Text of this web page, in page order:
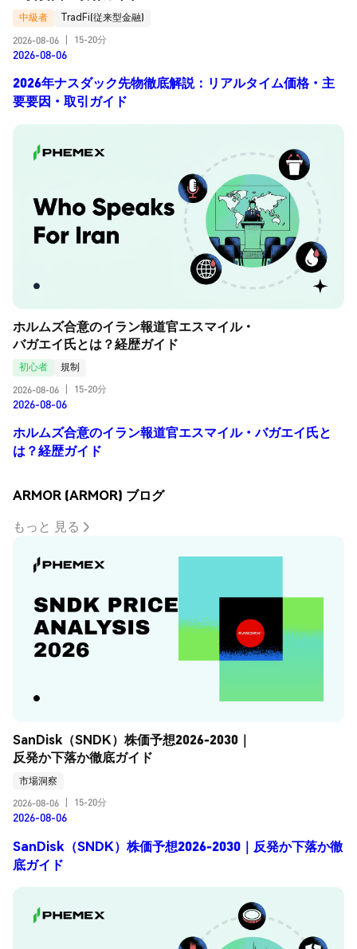
中級者
TradFi(従来型金融)
2026-08-06
15-20分
2026-08-06
2026年ナスダック先物徹底解説：リアルタイム価格・主
要要因・取引ガイド
ホルムズ合意のイラン報道官エスマイル・
バガエイ氏とは？経歴ガイド
初心者
規制
2026-08-06
15-20分
2026-08-06
ホルムズ合意のイラン報道官エスマイル・バガエイ氏と
は？経歴ガイド
ARMOR (ARMOR) ブログ
もっと 見る
SanDisk（SNDK）株価予想2026-2030｜
反発か下落か徹底ガイド
市場洞察
2026-08-06
15-20分
2026-08-06
SanDisk（SNDK）株価予想2026-2030｜反発か下落か徹
底ガイド